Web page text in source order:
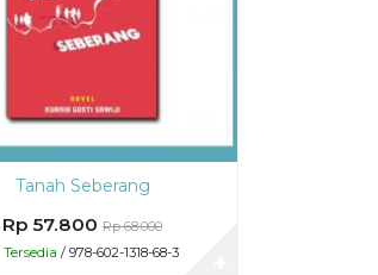
Tanah Seberang
Rp 57.800 Rp 68.000
Tersedia / 978-602-1318-68-3